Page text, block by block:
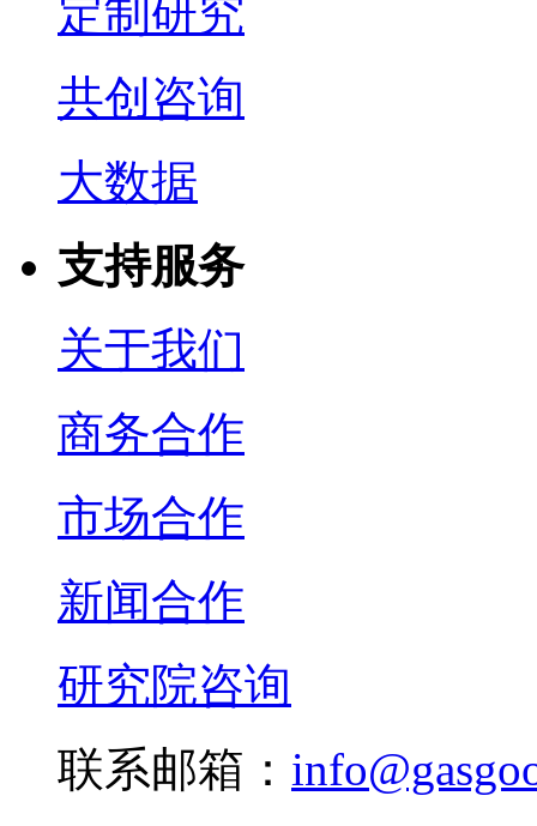
定制研究
共创咨询
大数据
支持服务
关于我们
商务合作
市场合作
新闻合作
研究院咨询
联系邮箱：